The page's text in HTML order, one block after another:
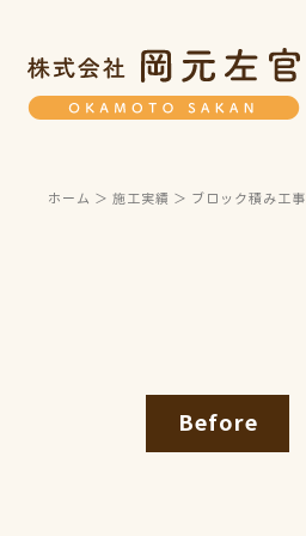
ホーム ＞ 施工実績 ＞ ブロック積み工事
Before